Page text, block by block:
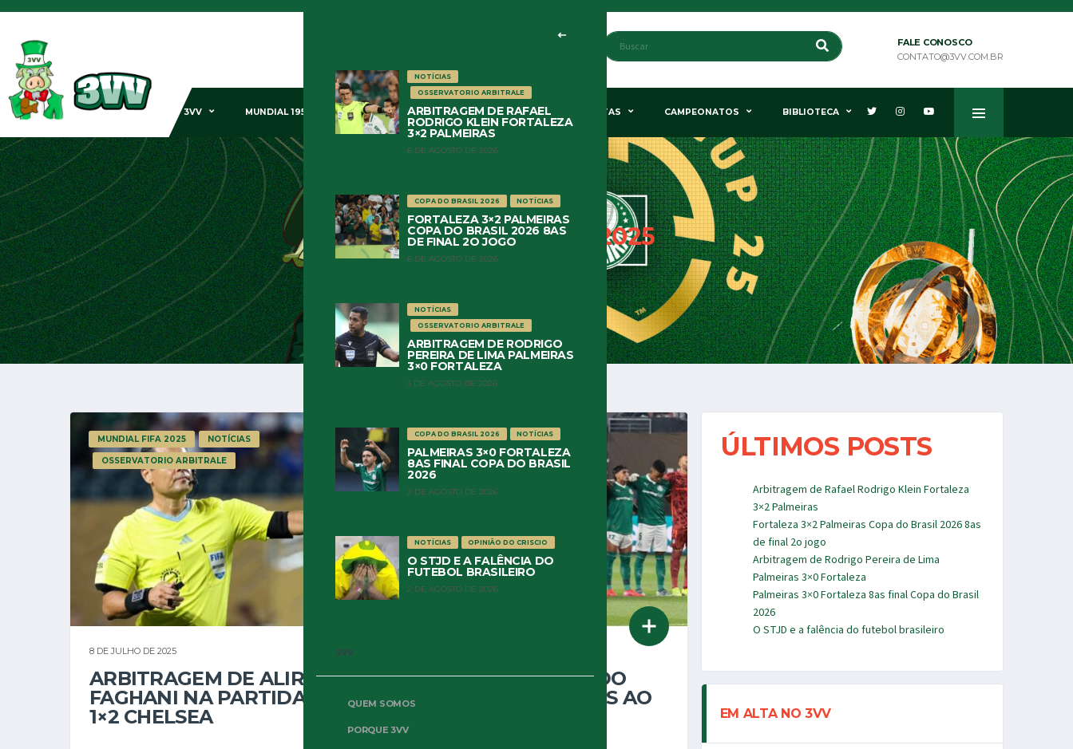
FALE CONOSCO
CONTATO@3VV.COM.BR
3VV MUNDIAL 1951 GESTÃO & POLÍTICA HISTÓRIA COLUNISTAS CAMPEONATOS BIBLIOTECA
NOTÍCIAS
OSSERVATORIO ARBITRALE
ARBITRAGEM DE RAFAEL
RODRIGO KLEIN FORTALEZA
3×2 PALMEIRAS
6 DE AGOSTO DE 2026
COPA DO BRASIL 2026 NOTÍCIAS
FORTALEZA 3×2 PALMEIRAS
COPA DO BRASIL 2026 8AS
DE FINAL 2O JOGO
6 DE AGOSTO DE 2026
NOTÍCIAS
OSSERVATORIO ARBITRALE
ARBITRAGEM DE RODRIGO
PEREIRA DE LIMA PALMEIRAS
3×0 FORTALEZA
3 DE AGOSTO DE 2026
COPA DO BRASIL 2026 NOTÍCIAS
PALMEIRAS 3×0 FORTALEZA
8AS FINAL COPA DO BRASIL
2026
2 DE AGOSTO DE 2026
NOTÍCIAS OPINIÃO DO CRISCIO
O STJD E A FALÊNCIA DO
FUTEBOL BRASILEIRO
2 DE AGOSTO DE 2026
3VV
QUEM SOMOS
PORQUE 3VV
MUNDIAL FIFA 2025
HOME
MUNDIAL FIFA 2025 NOTÍCIAS
OSSERVATORIO ARBITRALE
8 DE JULHO DE 2025
ARBITRAGEM DE ALIREZA
FAGHANI NA PARTIDA SEP
1×2 CHELSEA
MUNDIAL FIFA 2025 NOTÍCIAS
PALMEIRAS PERDE DO
CHELSEA E DÁ ADEUS AO
ÚLTIMOS POSTS
Arbitragem de Rafael Rodrigo Klein Fortaleza
3×2 Palmeiras
Fortaleza 3×2 Palmeiras Copa do Brasil 2026 8as
de final 2o jogo
Arbitragem de Rodrigo Pereira de Lima
Palmeiras 3×0 Fortaleza
Palmeiras 3×0 Fortaleza 8as final Copa do Brasil
2026
O STJD e a falência do futebol brasileiro
EM ALTA NO 3VV